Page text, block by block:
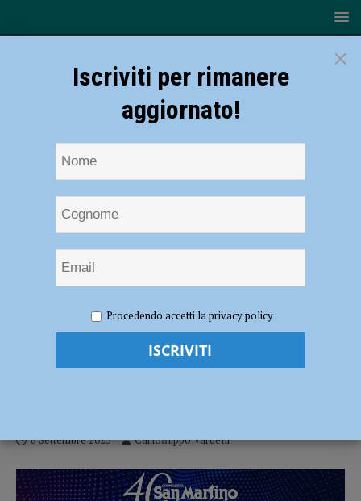
Canottaggio – I giovani della Vittorino da Feltre plurimedagliati a
Ravenna
Canottaggio – I giovani della Vittorino da
8 Settembre 2025 Carlofilippo Vardelli
×
Iscriviti per rimanere
aggiornato!
Procedendo accetti la privacy policy